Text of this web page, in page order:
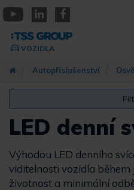
Přejít
k
hlavnímu
obsahuVOZIDLA
Autopříslušenství
LED denní
Výhodou LED denního
viditelnosti vozidla během
životnost a minimální